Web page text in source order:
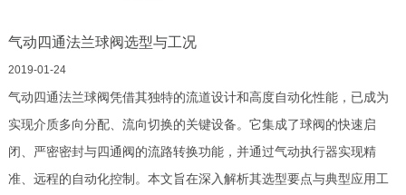
气动四通法兰球阀选型与工况
2019-01-24
气动四通法兰球阀凭借其独特的流道设计和高度自动化性能，已成为
实现介质多向分配、流向切换的关键设备。它集成了球阀的快速启
闭、严密密封与四通阀的流路转换功能，并通过气动执行器实现精
准、远程的自动化控制。本文旨在深入解析其选型要点与典型应用工